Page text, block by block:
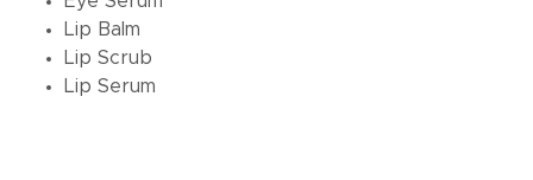
Lip Balm
Lip Scrub
Lip Serum